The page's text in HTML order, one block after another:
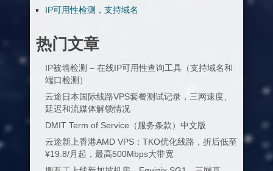
IP可用性检测，支持域名
热门文章
IP被墙检测 – 在线IP可用性查询工具（支持域名和
端口检测）
云途日本国际线路VPS套餐测试记录，三网速度、
延迟和流媒体解锁情况
DMIT Term of Service（服务条款）中文版
云途新上香港AMD VPS：TKO优化线路，折后低至
¥19.8/月起，最高500Mbps大带宽